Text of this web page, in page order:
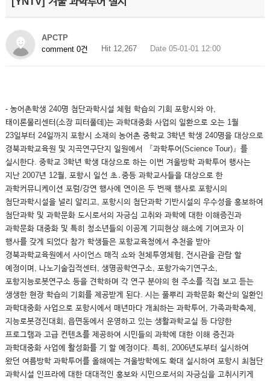
APCTP
comment 0건
Hit 12,267 Date 05-01-01 12:00
- 농어촌학생 240명 첨단과학시설 체험 학습의 기회 포항시와 아,
태이론물리센터(소장 피터풀데)는 과학대중화 사업의 일환으로 오는 1월
23일부터 24일까지 포항시 소재의 농어촌 중학교 3학년 학생 240명을 대상으로
경북과학교육원 및 지곡연구단지 일원에서 『과학투어(Science Tour)』를
실시한다. 중학교 3학년 학생 대상으로 하는 이번 겨울방학 과학투어 행사는
지난 2007년 12월, 포항시 일선 초․중등 과학교사들을 대상으로 한
과학커뮤니케이션 포럼/강연 행사에 연이은 두 번째 행사로 포항시의
첨단과학시설을 널리 알리고, 포항시의 첨단과학 기반시설의 우수성을 홍보하여
첨단과학 및 과학문화 도시로서의 자긍심 고취와 과학에 대한 이해증진과
과학문화 대중화 및 특히 청소년들의 이공계 기피현상 해소에 기여코자 이
행사를 갖게 되었다 참가 학생들은 포항교육청에서 추천을 받아
경북과학교육원에서 사이언스 매직 쇼와 천체투영체험, 전시관을 관람 할
예정이며, 나노기술집적센터, 생명공학연구소, 포항가속기연구소,
포항지능로봇연구소 등을 견학하며 각 연구 분야의 현 주소를 직접 보고 듣는
생생한 현장 학습의 기회를 제공받게 된다. 시는 풀뿌리 과학문화 확산의 일환인
과학대중화 사업으로 포항시에서 매년마다 개최하는 과학투어, 가족과학축제,
지능로봇경진대회, 읍면동에서 운영하고 있는 생활과학교실 등 다양한
프로그램과 고급 컨텐츠를 제공하여 시민들의 과학에 대한 이해 증진과
과학대중화 사업에 활성화를 기 할 예정이다. 특히, 2006년도부터 실시하여
왔던 여름방학 과학투어를 올해에는 겨울방학에도 확대 실시하여 포항시 최첨단
과학시설 인프라에 대한 대대적인 홍보와 시민으로서의 자긍심을 고취시키게